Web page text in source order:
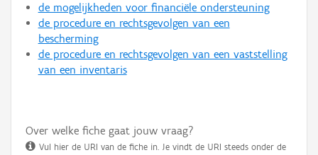
de mogelijkheden voor financiële ondersteuning
de procedure en rechtsgevolgen van een
bescherming
de procedure en rechtsgevolgen van een vaststelling
van een inventaris
Over welke fiche gaat jouw vraag?
Vul hier de URI van de fiche in. Je vindt de URI steeds onder de